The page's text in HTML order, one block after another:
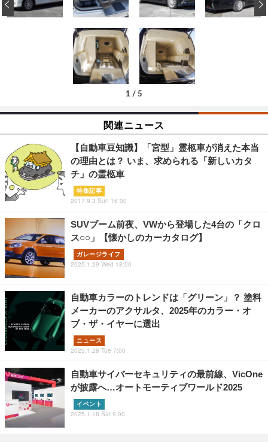
1 / 5
関連ニュース
【自動車豆知識】「宮型」霊柩車が消えた本当
の理由とは？ いま、求められる「新しいカタ
チ」の霊柩車
特集記事
2017.9.3 Sun 16:00
SUVブーム前夜、VWから登場した4台の「クロ
ス○○」【懐かしのカーカタログ】
ガレージライフ
2025.1.29 Wed 18:00
自動車カラーのトレンドは「グリーン」？ 塗料
メーカーのアクサルタ、2025年のカラー・オ
ブ・ザ・イヤーに選出
ニュース
2025.1.28 Tue 7:00
自動車サイバーセキュリティの最前線、VicOne
が披露へ…オートモーティブワールド2025
イベント
2025.1.18 Sat 9:00